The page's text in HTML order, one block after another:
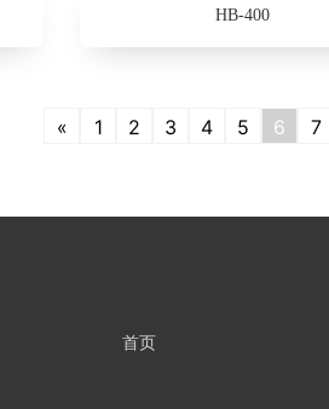
HB-400
« 1 2 3 4 5 6 7
首页